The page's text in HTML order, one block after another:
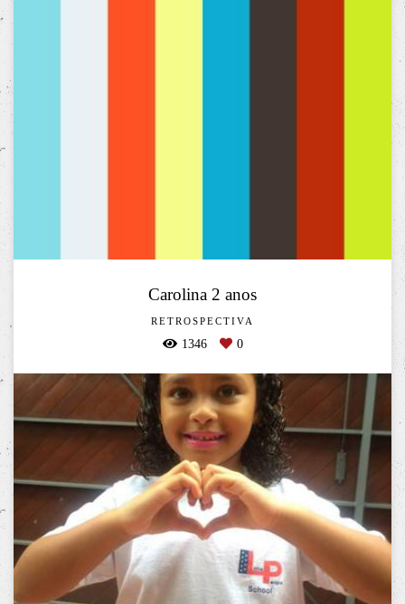
Carolina 2 anos
RETROSPECTIVA
1346 0